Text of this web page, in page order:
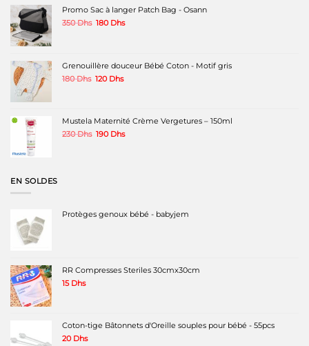
Promo Sac à langer Patch Bag - Osann
350Dhs Le
350 Dhs.
180 DhsLe
180 Dhs.
Grenouillère douceur Bébé Coton - Motif gris
180Dhs Le
180 Dhs.
120 DhsLe
120 Dhs.
Mustela Maternité Crème Vergetures – 150ml
230Dhs Le
190 DhsLe
EN SOLDES
Protèges genoux bébé - babyjem
RR Compresses Steriles 30cmx30cm
15 Dhs
Coton-tige Bâtonnets d'Oreille souples pour bébé - 55pcs
20 Dhs